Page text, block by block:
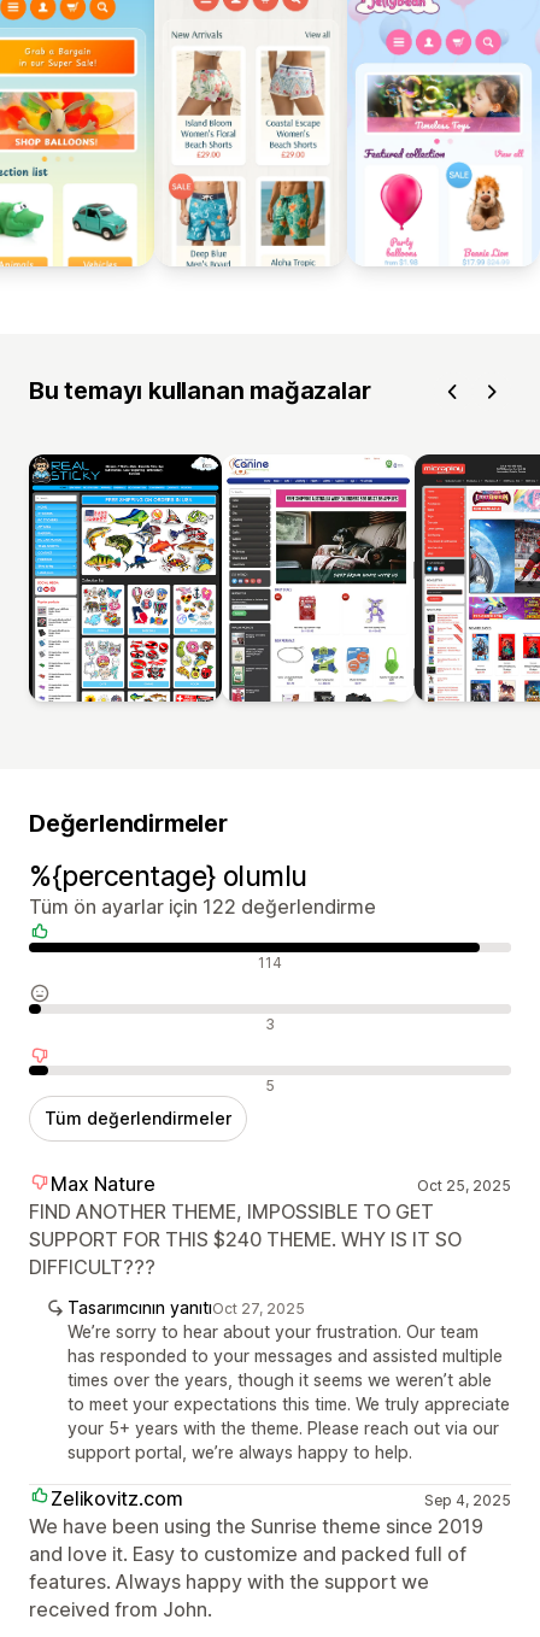
Bu temayı kullanan mağazalar
Değerlendirmeler
%{percentage} olumlu
Tüm ön ayarlar için 122 değerlendirme
Olumlu değerlendirmeler 114
Nötr değerlendirmeler 3
Olumsuz değerlendirmeler 5
Tüm değerlendirmeler
Max Nature Oct 25, 2025
FIND ANOTHER THEME, IMPOSSIBLE TO GET
SUPPORT FOR THIS $240 THEME. WHY IS IT SO
DIFFICULT???
Tasarımcının yanıtıOct 27, 2025
We’re sorry to hear about your frustration. Our team
has responded to your messages and assisted multiple
times over the years, though it seems we weren’t able
to meet your expectations this time. We truly appreciate
your 5+ years with the theme. Please reach out via our
support portal, we’re always happy to help.
Zelikovitz.com Sep 4, 2025
We have been using the Sunrise theme since 2019
and love it. Easy to customize and packed full of
features. Always happy with the support we
received from John.